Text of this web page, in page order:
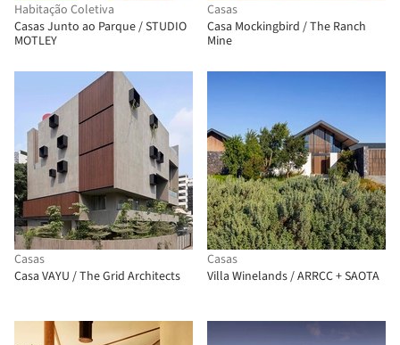
Habitação Coletiva
Casas Junto ao Parque / STUDIO
MOTLEY
Casas
Casa Mockingbird / The Ranch
Mine
Casas
Casa VAYU / The Grid Architects
Casas
Villa Winelands / ARRCC + SAOTA